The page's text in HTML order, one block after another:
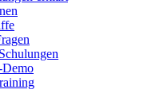
Demo